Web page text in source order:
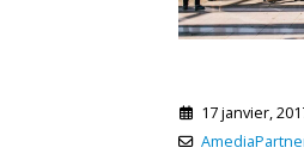
17 janvier,